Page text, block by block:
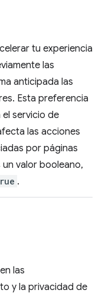
tu experiencia
las
anticipada las
Esta preferencia
servicio de
las acciones
por páginas
valor booleano,
.
las
y la privacidad de